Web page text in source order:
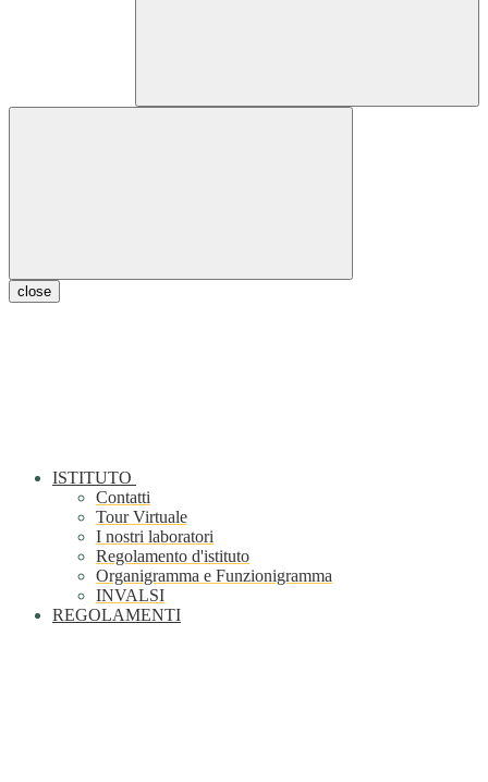
close
ISTITUTO
Contatti
Tour Virtuale
I nostri laboratori
Regolamento d'istituto
Organigramma e Funzionigramma
INVALSI
REGOLAMENTI